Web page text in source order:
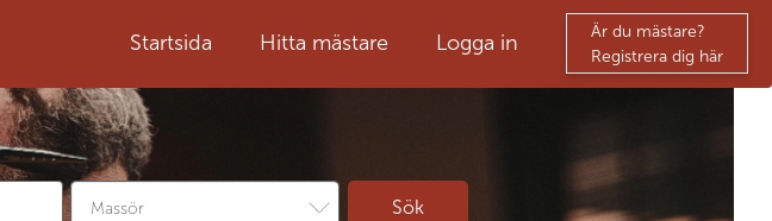
Startsida Hitta mästare Logga in
Är du mästare?
Registrera dig här
Sök